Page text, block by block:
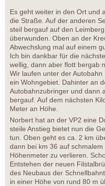
Es geht weiter in den Ort und
die Straße. Auf der anderen
steil bergauf auf den
überwunden. Oben an der
Abwechslung mal auf einem
Ich bin dankbar für die
wellig, dann aber flott bergab
Wir laufen unter der
ein Wohngebiet. Dahinter an
Autobahnzubringer und dann
bergauf. Auf dem nächsten
Meter an Höhe.
Norbert hat an der VP2 eine
steile Anstieg bietet nun die
tun. Oben geht es ca. 2 km
dann bei km 36 auf
Höhenmeter zu verlieren.
Entstehen der neuen
des Neubaus der
in einer Höhe von rund 80 m